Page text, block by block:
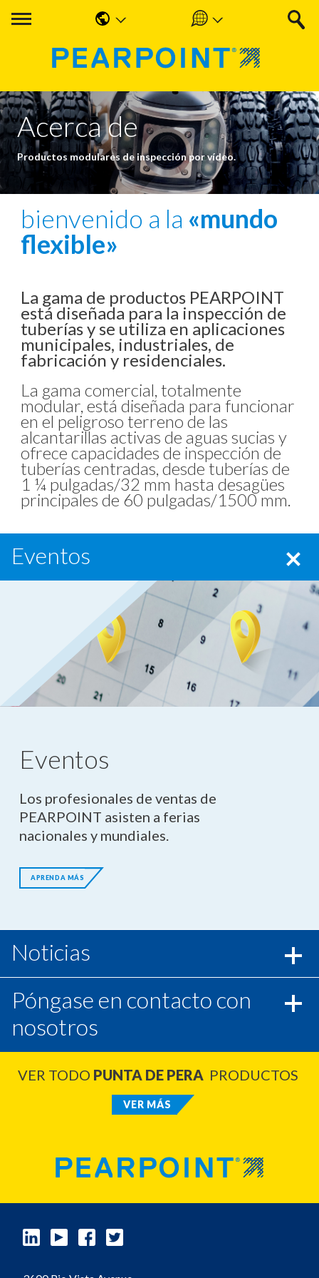
Americas
EMEA & APAC
English
Nederlands
Français
Español
Acerca de
Productos modulares de inspección por vídeo.
bienvenido a la «mundo
flexible»
La gama de productos PEARPOINT
está diseñada para la inspección de
tuberías y se utiliza en aplicaciones
municipales, industriales, de
fabricación y residenciales.
La gama comercial, totalmente
modular, está diseñada para funcionar
en el peligroso terreno de las
alcantarillas activas de aguas sucias y
ofrece capacidades de inspección de
tuberías centradas, desde tuberías de
1 ¼ pulgadas/32 mm hasta desagües
principales de 60 pulgadas/1500 mm.
Eventos
Eventos
Los profesionales de ventas de
PEARPOINT asisten a ferias
nacionales y mundiales.
APRENDA MÁS
Noticias
Póngase en contacto con
nosotros
VER TODO PUNTA DE PERA PRODUCTOS
VER MÁS